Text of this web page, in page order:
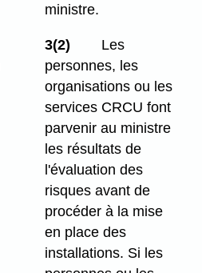
ministre.
3(2)
Les
personnes, les
organisations ou les
services CRCU font
parvenir au ministre
les résultats de
l'évaluation des
risques avant de
procéder à la mise
en place des
installations. Si les